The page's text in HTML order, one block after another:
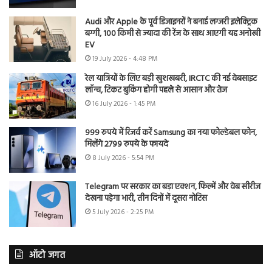
Audi और Apple के पूर्व डिजाइनरों ने बनाई लग्जरी इलेक्ट्रिक
बग्गी, 100 किमी से ज्यादा की रेंज के साथ आएगी यह अनोखी
EV
19 July 2026 - 4:48 PM
रेल यात्रियों के लिए बड़ी खुशखबरी, IRCTC की नई वेबसाइट
लॉन्च, टिकट बुकिंग होगी पहले से आसान और तेज
16 July 2026 - 1:45 PM
999 रुपये में रिजर्व करें Samsung का नया फोल्डेबल फोन,
मिलेंगे 2799 रुपये के फायदे
8 July 2026 - 5:54 PM
Telegram पर सरकार का बड़ा एक्शन, फिल्में और वेब सीरीज
देखना पड़ेगा भारी, तीन दिनों में दूसरा नोटिस
5 July 2026 - 2:25 PM
ऑटो जगत